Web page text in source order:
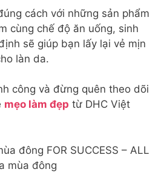
cách với những sản phẩm
cùng chế độ ăn uống, sinh
sẽ giúp bạn lấy lại vẻ mịn
làn da.
công và đừng quên theo dõi
mẹo làm đẹp từ DHC Việt
đông FOR SUCCESS – ALL
mùa đông